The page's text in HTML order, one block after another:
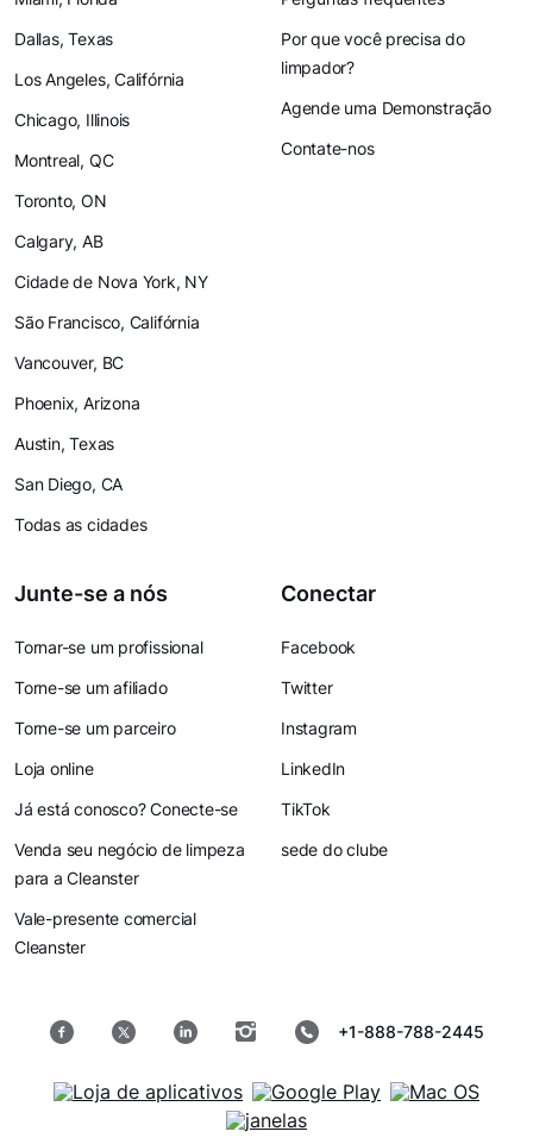
Dallas, Texas
Los Angeles, Califórnia
Chicago, Illinois
Montreal, QC
Toronto, ON
Calgary, AB
Cidade de Nova York, NY
São Francisco, Califórnia
Vancouver, BC
Phoenix, Arizona
Austin, Texas
San Diego, CA
Todas as cidades
Por que você precisa do
limpador?
Agende uma Demonstração
Contate-nos
Junte-se a nós
Tornar-se um profissional
Torne-se um afiliado
Torne-se um parceiro
Loja online
Já está conosco? Conecte-se
Venda seu negócio de limpeza
para a Cleanster
Vale-presente comercial
Cleanster
Conectar
Facebook
Twitter
Instagram
LinkedIn
TikTok
sede do clube
+1-888-788-2445